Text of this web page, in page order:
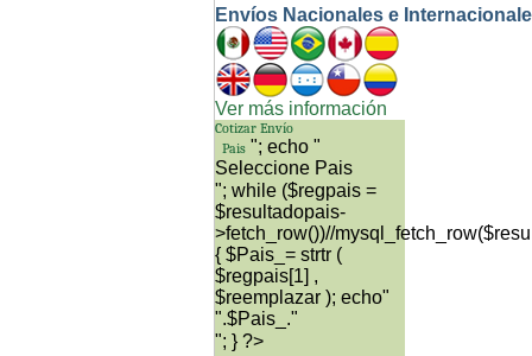
Envíos Nacionales e
Ver más información
Cotizar Envío
Pais "; echo "
"; while ($regpais =
$resultadopais-
>fetch_row())//
{ $Pais_= strtr (
$regpais[1] ,
$reemplazar ); echo"
"; } ?>